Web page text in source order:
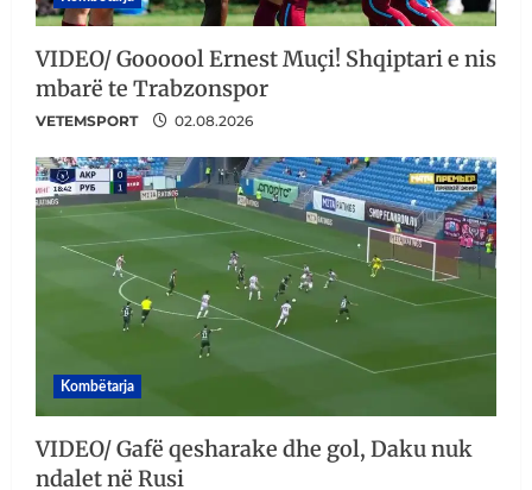
VIDEO/ Goooool Ernest Muçi! Shqiptari e nis
mbarë te Trabzonspor
VETEMSPORT 02.08.2026
Kombëtarja
VIDEO/ Gafë qesharake dhe gol, Daku nuk
ndalet në Rusi